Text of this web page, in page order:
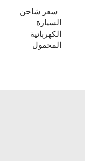
سعر شاحن
السيارة
الكهربائية
المحمول